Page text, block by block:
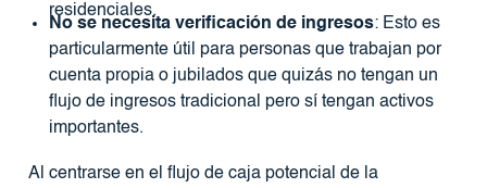
residenciales.
No se necesita verificación de ingresos: Esto es
particularmente útil para personas que trabajan por
cuenta propia o jubilados que quizás no tengan un
flujo de ingresos tradicional pero sí tengan activos
importantes.
Al centrarse en el flujo de caja potencial de la